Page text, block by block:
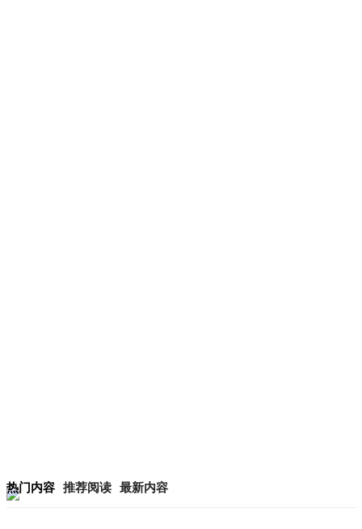
热门内容 推荐阅读 最新内容